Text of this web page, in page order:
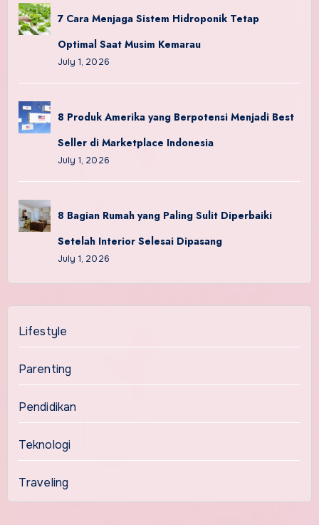
7 Cara Menjaga Sistem Hidroponik Tetap
Optimal Saat Musim Kemarau
July 1, 2026
8 Produk Amerika yang Berpotensi Menjadi Best
Seller di Marketplace Indonesia
July 1, 2026
8 Bagian Rumah yang Paling Sulit Diperbaiki
Setelah Interior Selesai Dipasang
July 1, 2026
Lifestyle
Parenting
Pendidikan
Teknologi
Traveling